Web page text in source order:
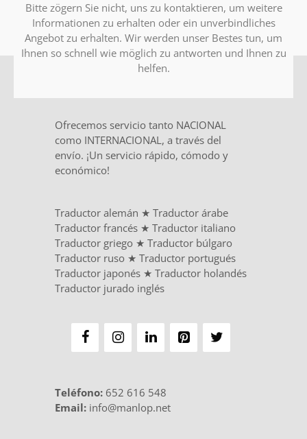
Bitte zögern Sie nicht, uns zu kontaktieren, um weitere
Informationen zu erhalten oder ein unverbindliches
Angebot zu erhalten. Wir werden unser Bestes tun, um
Ihnen so schnell wie möglich zu antworten und Ihnen zu
helfen.
Ofrecemos servicio tanto NACIONAL
como INTERNACIONAL, a través del
envío. ¡Un servicio rápido, cómodo y
económico!
Traductor alemán ★ Traductor árabe
Traductor francés ★ Traductor italiano
Traductor griego ★ Traductor búlgaro
Traductor ruso ★ Traductor portugués
Traductor japonés ★ Traductor holandés
Traductor jurado inglés
Teléfono: 652 616 548
Email: info@manlop.net